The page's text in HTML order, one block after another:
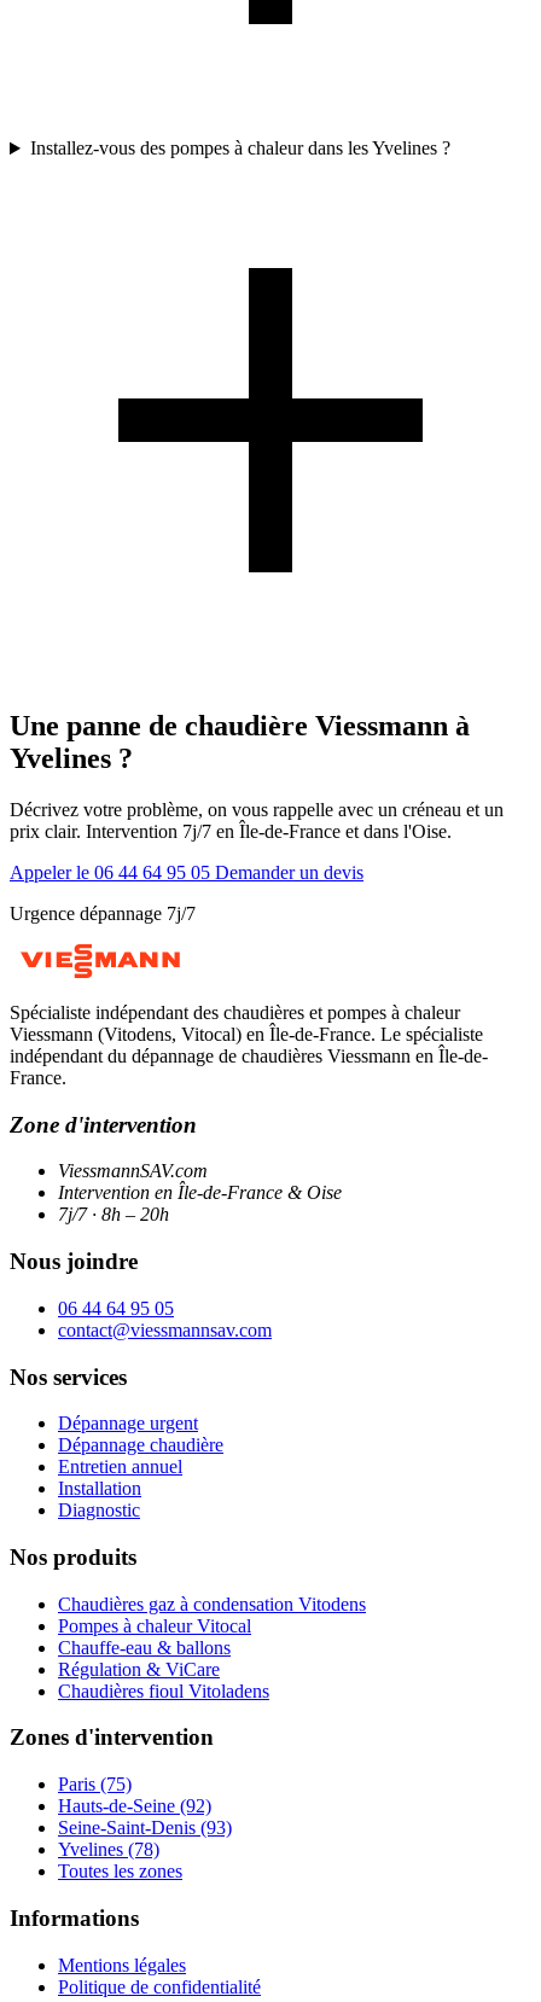
Installez-vous des pompes à chaleur dans les Yvelines ?
Une panne de chaudière Viessmann à
Yvelines ?
Décrivez votre problème, on vous rappelle avec un créneau et un
prix clair. Intervention 7j/7 en Île-de-France et dans l'Oise.
Appeler le 06 44 64 95 05 Demander un devis
Urgence dépannage 7j/7
Spécialiste indépendant des chaudières et pompes à chaleur
Viessmann (Vitodens, Vitocal) en Île-de-France. Le spécialiste
indépendant du dépannage de chaudières Viessmann en Île-de-
France.
Zone d'intervention
ViessmannSAV.com
Intervention en Île-de-France & Oise
7j/7 · 8h – 20h
Nous joindre
06 44 64 95 05
contact@viessmannsav.com
Nos services
Dépannage urgent
Dépannage chaudière
Entretien annuel
Installation
Diagnostic
Nos produits
Chaudières gaz à condensation Vitodens
Pompes à chaleur Vitocal
Chauffe-eau & ballons
Régulation & ViCare
Chaudières fioul Vitoladens
Zones d'intervention
Paris (75)
Hauts-de-Seine (92)
Seine-Saint-Denis (93)
Yvelines (78)
Toutes les zones
Informations
Mentions légales
Politique de confidentialité